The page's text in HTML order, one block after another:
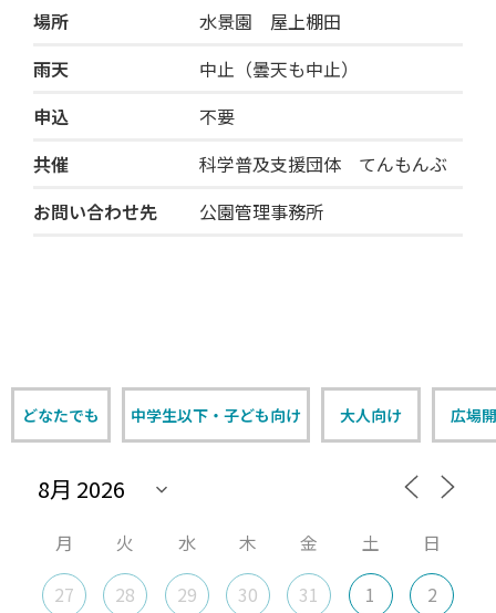
場所
水景園 屋上棚田
雨天
中止（曇天も中止）
申込
不要
共催
科学普及支援団体 てんもんぶ
お問い合わせ先
公園管理事務所
どなたでも 中学生以下・子ども向け 大人向け 広場
月 火 水 木 金 土
日
27
28 29 30 31 1 2